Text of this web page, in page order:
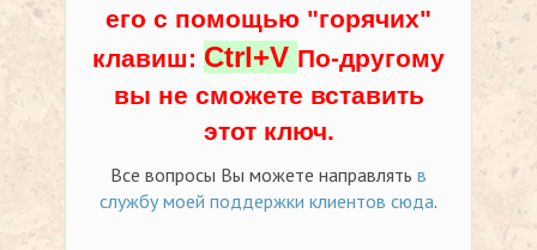
его с помощью "горячих"
клавиш: Ctrl+V По-другому
вы не сможете вставить
этот ключ.
Все вопросы Вы можете направлять в
службу моей поддержки клиентов сюда.